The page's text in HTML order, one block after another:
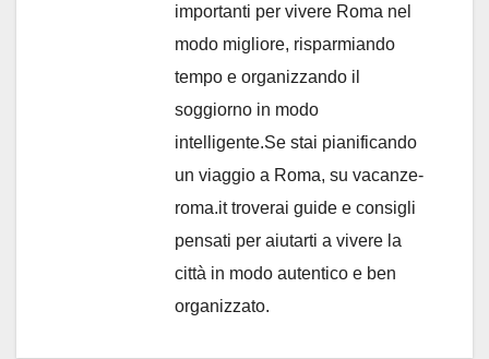
importanti per vivere Roma nel
modo migliore, risparmiando
tempo e organizzando il
soggiorno in modo
intelligente.Se stai pianificando
un viaggio a Roma, su vacanze-
roma.it troverai guide e consigli
pensati per aiutarti a vivere la
città in modo autentico e ben
organizzato.